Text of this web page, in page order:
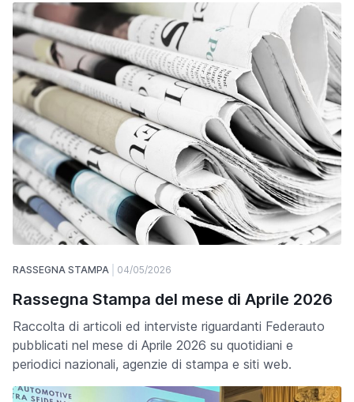
RASSEGNA STAMPA 04/05/2026
Rassegna Stampa del mese di Aprile 2026
Raccolta di articoli ed interviste riguardanti Federauto
pubblicati nel mese di Aprile 2026 su quotidiani e
periodici nazionali, agenzie di stampa e siti web.